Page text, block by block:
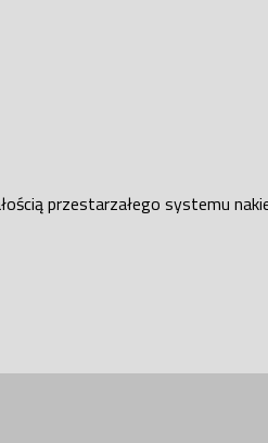
przestarzałego systemu